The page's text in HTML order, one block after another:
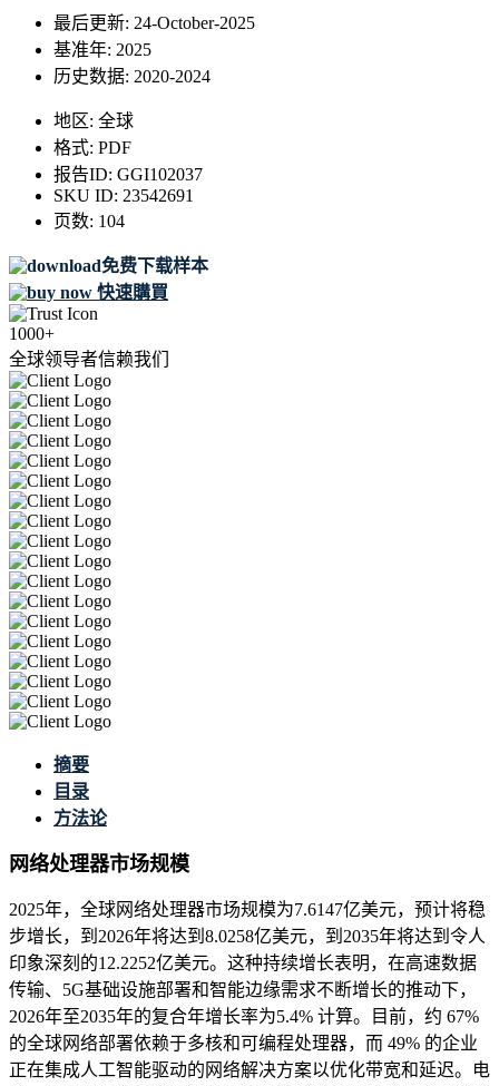
最后更新: 24-October-2025
基准年: 2025
历史数据: 2020-2024
地区: 全球
格式: PDF
报告ID: GGI102037
SKU ID: 23542691
页数: 104
免费下载样本
快速購買
1000+
全球领导者信赖我们
摘要
目录
方法论
网络处理器市场规模
2025年，全球网络处理器市场规模为7.6147亿美元，预计将稳
步增长，到2026年将达到8.0258亿美元，到2035年将达到令人
印象深刻的12.2252亿美元。这种持续增长表明，在高速数据
传输、5G基础设施部署和智能边缘需求不断增长的推动下，
2026年至2035年的复合年增长率为5.4% 计算。目前，约 67%
的全球网络部署依赖于多核和可编程处理器，而 49% 的企业
正在集成人工智能驱动的网络解决方案以优化带宽和延迟。电